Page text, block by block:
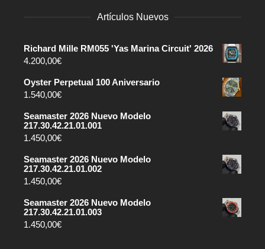
Artículos Nuevos
Richard Mille RM055 'Yas Marina Circuit' 2026
4.200,00€
Oyster Perpetual 100 Aniversario
1.540,00€
Seamaster 2026 Nuevo Modelo
217.30.42.21.01.001
1.450,00€
Seamaster 2026 Nuevo Modelo
217.30.42.21.01.002
1.450,00€
Seamaster 2026 Nuevo Modelo
217.30.42.21.01.003
1.450,00€